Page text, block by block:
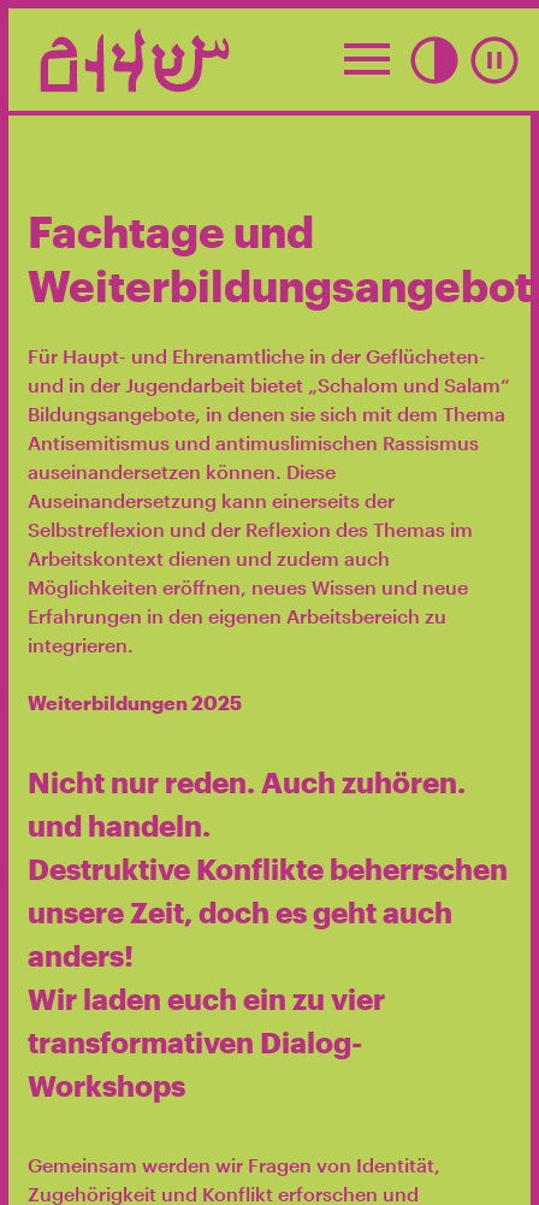
Skip
Fachtage und
Für Haupt- und Ehrenamtliche in der Geflücheten-
und in der Jugendarbeit bietet „Schalom und Salam“
Bildungsangebote, in denen sie sich mit dem Thema
Antisemitismus und antimuslimischen Rassismus
auseinandersetzen können. Diese
Auseinandersetzung kann einerseits der
Selbstreflexion und der Reflexion des Themas im
Arbeitskontext dienen und zudem auch
Möglichkeiten eröffnen, neues Wissen und neue
Erfahrungen in den eigenen Arbeitsbereich zu
integrieren.
Weiterbildungen 2025
Nicht nur reden. Auch zuhören.
und handeln.
Destruktive Konflikte beherrschen
unsere Zeit, doch es geht auch
anders!
Wir laden euch ein zu vier
transformativen Dialog-
Workshops
Gemeinsam werden wir Fragen von Identität,
Zugehörigkeit und Konflikt erforschen und